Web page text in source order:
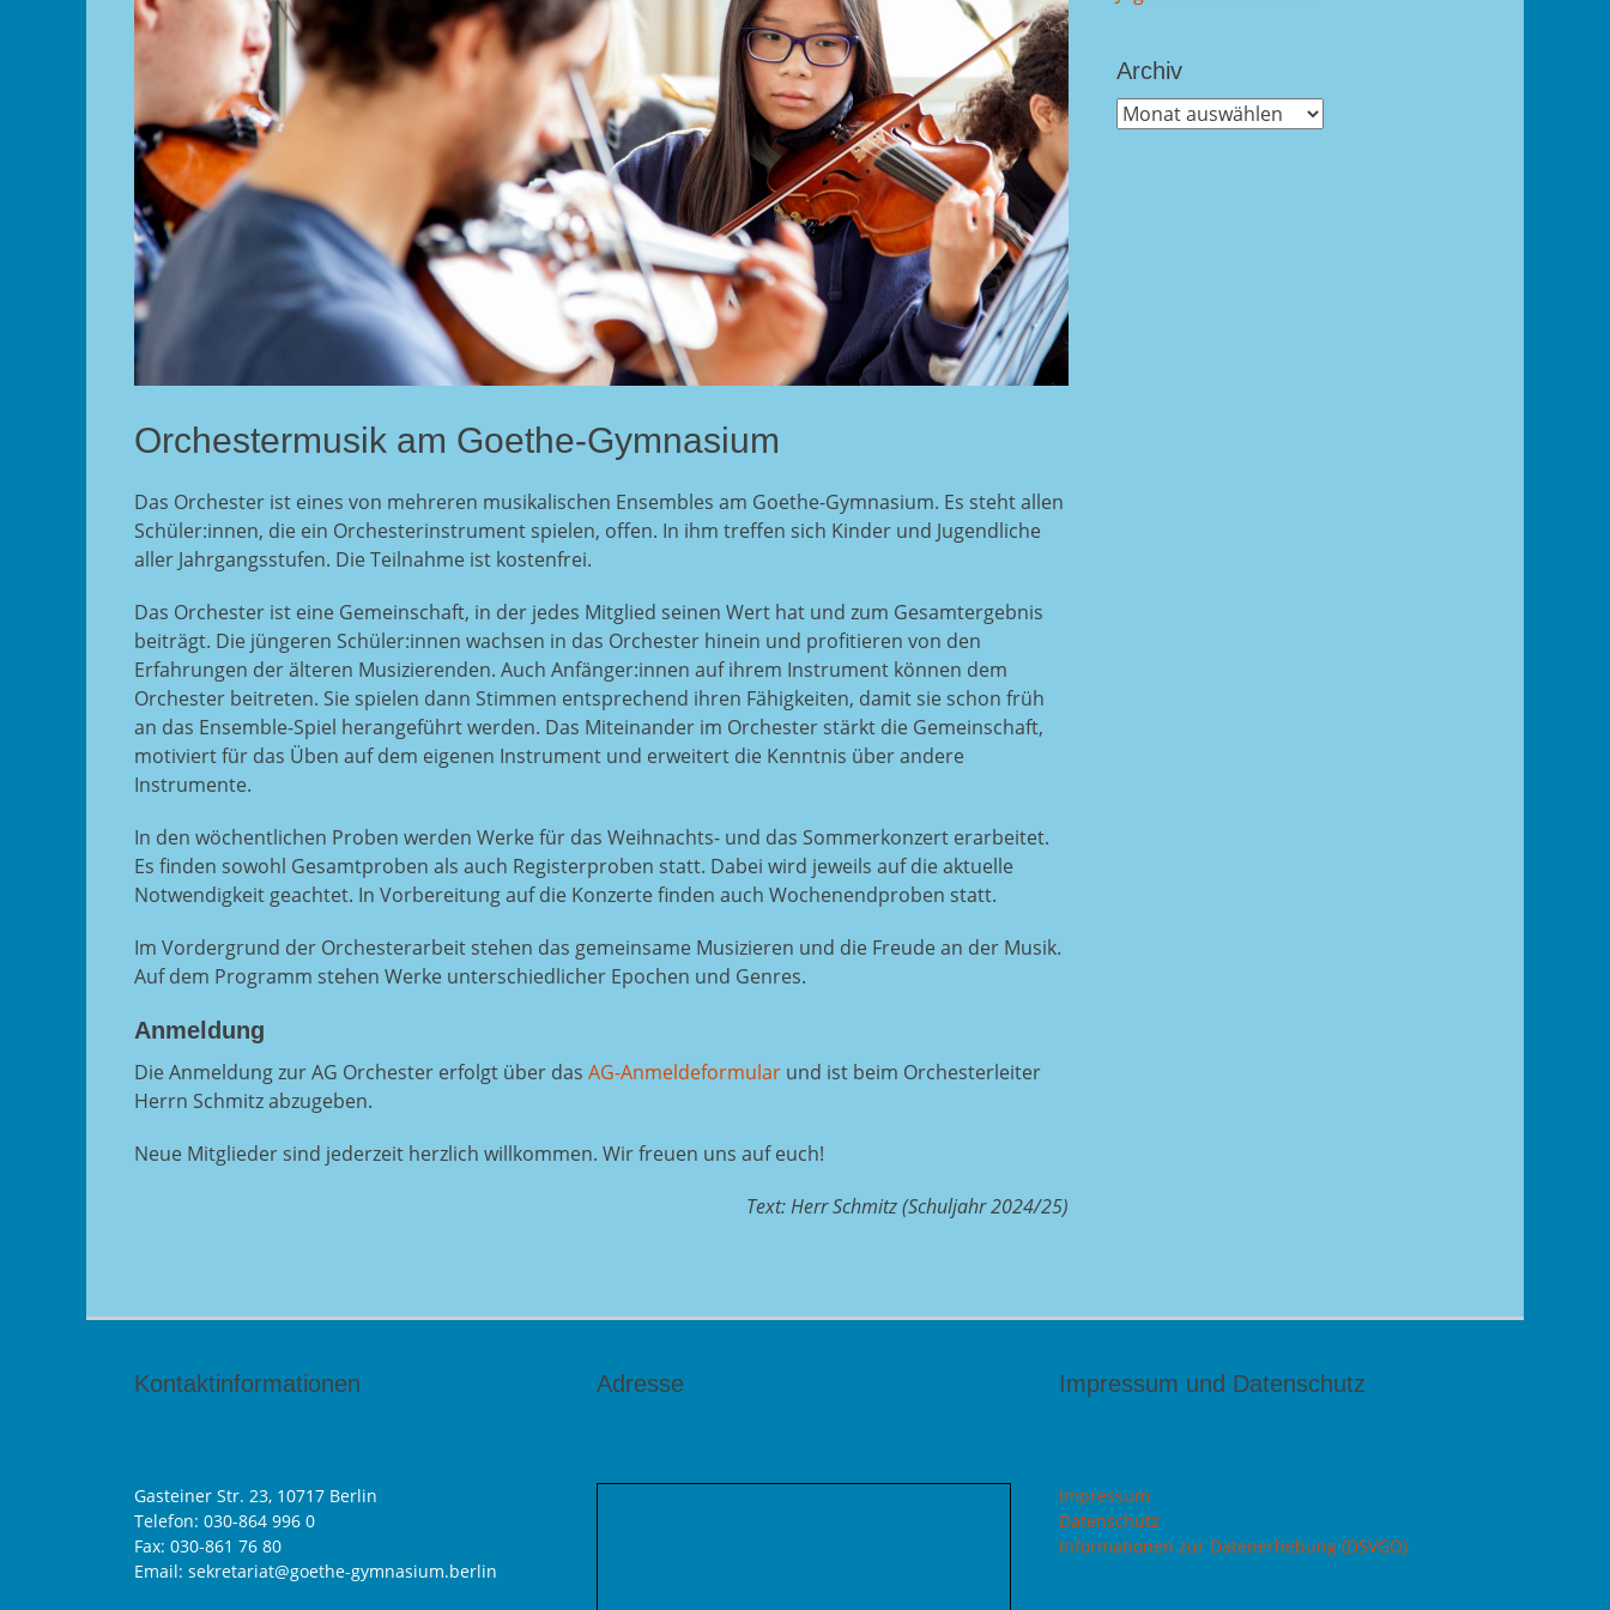
Orchestermusik am Goethe-Gymnasium
Das Orchester ist eines von mehreren musikalischen Ensembles am Goethe-Gymnasium. Es steht allen
Schüler:innen, die ein Orchesterinstrument spielen, offen. In ihm treffen sich Kinder und Jugendliche
aller Jahrgangsstufen. Die Teilnahme ist kostenfrei.
Das Orchester ist eine Gemeinschaft, in der jedes Mitglied seinen Wert hat und zum Gesamtergebnis
beiträgt. Die jüngeren Schüler:innen wachsen in das Orchester hinein und profitieren von den
Erfahrungen der älteren Musizierenden. Auch Anfänger:innen auf ihrem Instrument können dem
Orchester beitreten. Sie spielen dann Stimmen entsprechend ihren Fähigkeiten, damit sie schon früh
an das Ensemble-Spiel herangeführt werden. Das Miteinander im Orchester stärkt die Gemeinschaft,
motiviert für das Üben auf dem eigenen Instrument und erweitert die Kenntnis über andere
Instrumente.
In den wöchentlichen Proben werden Werke für das Weihnachts- und das Sommerkonzert erarbeitet.
Es finden sowohl Gesamtproben als auch Registerproben statt. Dabei wird jeweils auf die aktuelle
Notwendigkeit geachtet. In Vorbereitung auf die Konzerte finden auch Wochenendproben statt.
Im Vordergrund der Orchesterarbeit stehen das gemeinsame Musizieren und die Freude an der Musik.
Auf dem Programm stehen Werke unterschiedlicher Epochen und Genres.
Anmeldung
Die Anmeldung zur AG Orchester erfolgt über das AG-Anmeldeformular und ist beim Orchesterleiter
Herrn Schmitz abzugeben.
Neue Mitglieder sind jederzeit herzlich willkommen. Wir freuen uns auf euch!
Text: Herr Schmitz (Schuljahr 2024/25)
Archiv
Archiv
Kontaktinformationen
Gasteiner Str. 23, 10717 Berlin
Telefon: 030-864 996 0
Fax: 030-861 76 80
Email: sekretariat@goethe-gymnasium.berlin
Adresse Impressum und Datenschutz
Impressum
Datenschutz
Informationen zur Datenerhebung (DSVGO)